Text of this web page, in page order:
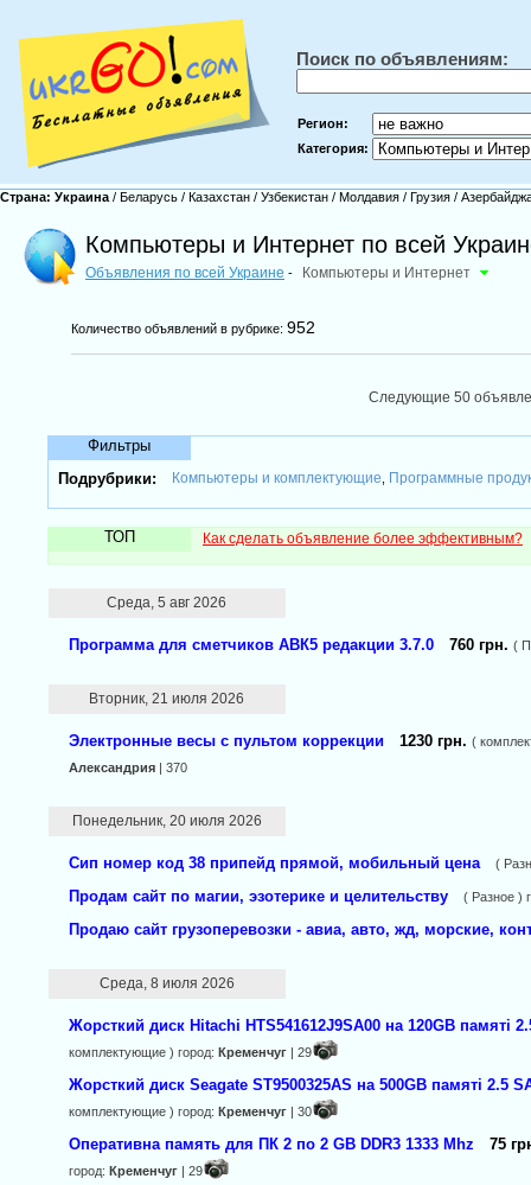
Поиск по объявлениям:
Регион:
Категория:
Страна: Украина / Беларусь / Казахстан / Узбекистан / Молдавия / Грузия /
Компьютеры и Интернет по всей
Объявления по всей Украине - Компьютеры и Интернет
Количество объявлений в рубрике: 952
Следующие 50
Фильтры
Подрубрики:
Компьютеры и комплектующие Программные
ТОП Как сделать объявление более эффективным?
Среда, 5 авг 2026
Программа для сметчиков АВК5 редакции 3.7.0 760 грн. (
Вторник, 21 июля 2026
Электронные весы с пультом коррекции 1230 грн. (
Александрия| 370
Понедельник, 20 июля 2026
Сип номер код 38 припейд прямой, мобильный цена (
Продам сайт по магии, эзотерике и целительству ( Разное )
Продаю сайт грузоперевозки - авиа, авто, жд, морские,
Среда, 8 июля 2026
Жорсткий диск Hitachi HTS541612J9SA00 на 120GB памяті
комплектующие ) город: Кременчуг| 29
Жорсткий диск Seagate ST9500325AS на 500GB памяті 2.5
комплектующие ) город: Кременчуг| 30
Оперативна память для ПК 2 по 2 GB DDR3 1333 Mhz 75
город: Кременчуг| 29